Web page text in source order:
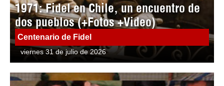
1971: Fidel en Chile, un encuentro de
dos pueblos (+Fotos +Video)
Centenario de Fidel
viernes 31 de julio de 2026